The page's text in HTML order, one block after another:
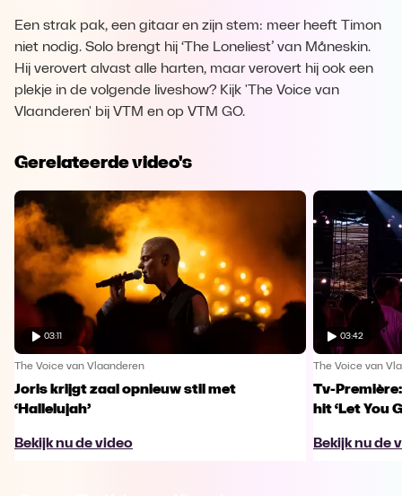
Een strak pak, een gitaar en zijn stem: meer heeft Timon
niet nodig. Solo brengt hij ‘The Loneliest’ van Måneskin.
Hij verovert alvast alle harten, maar verovert hij ook een
plekje in de volgende liveshow? Kijk 'The Voice van
Vlaanderen' bij VTM en op VTM GO.
Gerelateerde video's
03:11
The Voice van Vlaanderen
Joris krijgt zaal opnieuw stil met
‘Hallelujah’
Bekijk nu de video
03:42
The Voice van
Tv-
hit ‘Let You
Bekijk nu de